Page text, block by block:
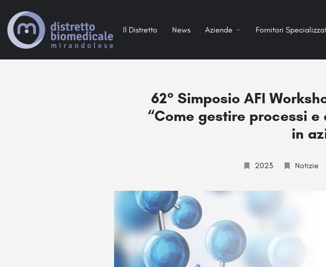
Il Distretto News Aziende Fornitori
62° Simposio AFI
“Come gestire processi
in
2023 Notizie